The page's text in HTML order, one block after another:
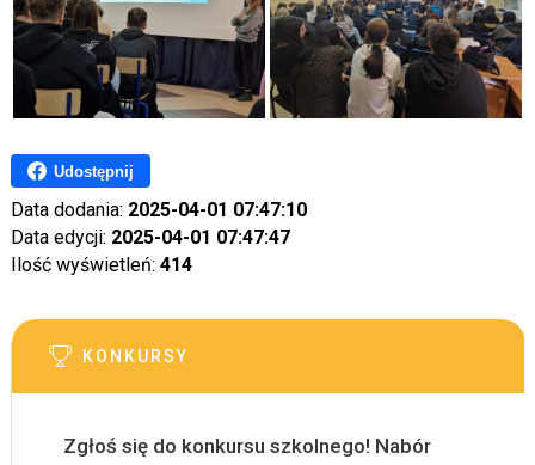
Udostępnij
Data dodania: 2025-04-01 07:47:10
Data edycji: 2025-04-01 07:47:47
Ilość wyświetleń: 414
KONKURSY
Zgłoś się do konkursu szkolnego! Nabór